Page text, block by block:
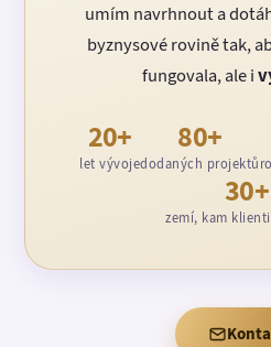
umím navrhnout a
byznysové rovině tak,
fungovala, ale i
20+
let vývoje
80+
dodaných projektů
30+
zemí, kam